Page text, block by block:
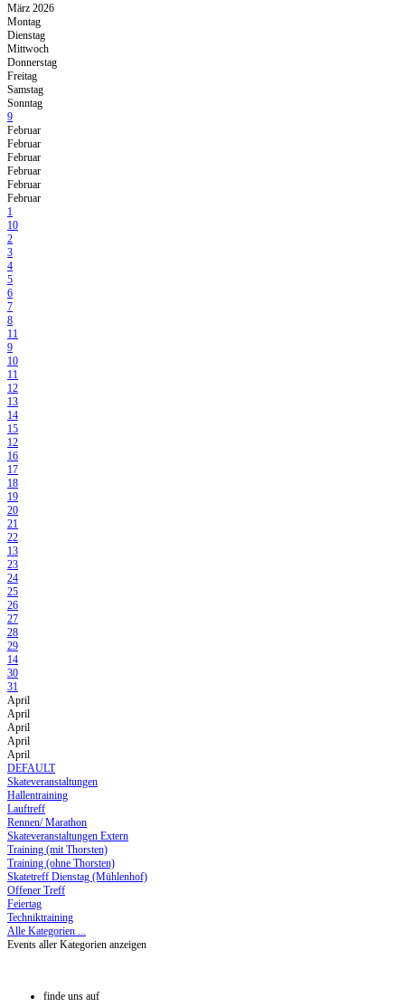
März 2026
Montag
Dienstag
Mittwoch
Donnerstag
Freitag
Samstag
Sonntag
9
Februar
Februar
Februar
Februar
Februar
Februar
1
10
2
3
4
5
6
7
8
11
9
10
11
12
13
14
15
12
16
17
18
19
20
21
22
13
23
24
25
26
27
28
29
14
30
31
April
April
April
April
April
DEFAULT
Skateveranstaltungen
Hallentraining
Lauftreff
Rennen/ Marathon
Skateveranstaltungen Extern
Training (mit Thorsten)
Training (ohne Thorsten)
Skatetreff Dienstag (Mühlenhof)
Offener Treff
Feiertag
Techniktraining
Alle Kategorien ...
Events aller Kategorien anzeigen
finde uns auf